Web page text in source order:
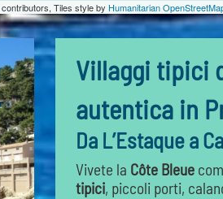
contributors, Tiles style by Humanitarian
Villaggi tipici
autentica in
Da L’Estaque a
Vivete la Côte Bleue
tipici, piccoli porti,